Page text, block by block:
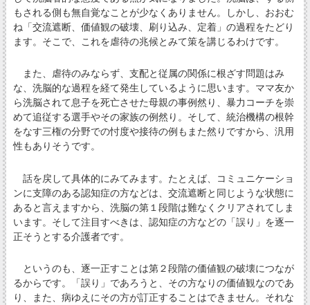
もされる側も無自覚なことが少なくありません。しかし、おおむ
ね「交流遮断、価値観の破壊、刷り込み、定着」の過程をたどり
ます。そこで、これを虐待の兆候とみて策を講じるわけです。
また、虐待のみならず、支配と従属の関係に根ざす問題はみ
な、洗脳的な過程を経て発生しているように思います。ママ友か
ら洗脳されて息子を死亡させた母親の事例然り、暴力コーチを崇
めて追従する選手やその家族の例然り。そして、統治機構の根幹
をなす三権の分野での忖度や接待の例もまた然りですから、汎用
性もありそうです。
話を戻して具体的にみてみます。たとえば、コミュニケーショ
ンに支障のある認知症の方などは、交流遮断と同じような状態に
あると言えますから、洗脳の第１段階は難なくクリアされてしま
います。そして注目すべきは、認知症の方などの「誤り」を逐一
正そうとする介護者です。
というのも、逐一正すことは第２段階の価値観の破壊につなが
るからです。「誤り」であろうと、その方なりの価値観なのであ
り、また、病ゆえにその方が訂正することはできません。それな